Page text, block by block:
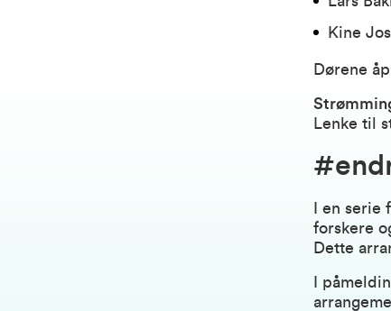
Kine
Dørene
Lenke til
I en
forskere
Dette
I